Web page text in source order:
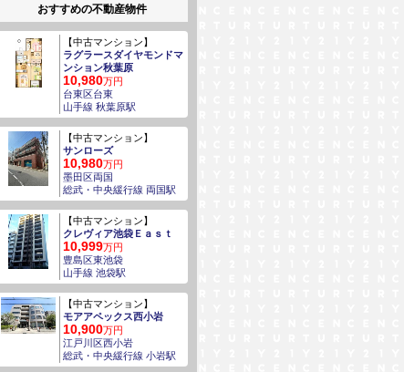
おすすめの不動産物件
【中古マンション】
ラグラースダイヤモンドマ
ンション秋葉原
10,980万円
台東区台東
山手線 秋葉原駅
【中古マンション】
サンローズ
10,980万円
墨田区両国
総武・中央緩行線 両国駅
【中古マンション】
クレヴィア池袋Ｅａｓｔ
10,999万円
豊島区東池袋
山手線 池袋駅
【中古マンション】
モアアペックス西小岩
10,900万円
江戸川区西小岩
総武・中央緩行線 小岩駅